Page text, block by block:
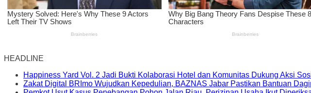
HEADLINE
Happiness Yard Vol. 2 Jadi Bukti Kolaborasi Hotel dan Komunitas Dukung Aksi
Zakat Digital BRImo Wujudkan Kepedulian, BAZNAS Jabar Pastikan Bantuan